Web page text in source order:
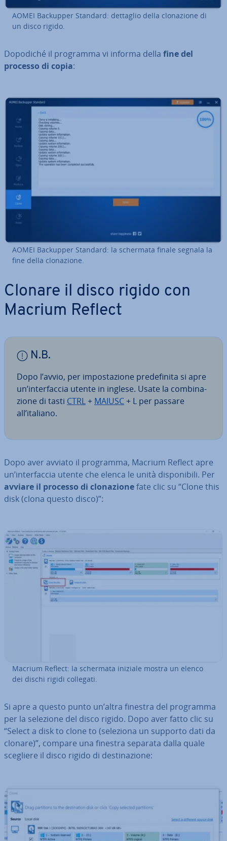
AOMEI Backupper Standard: dettaglio della clo­na­zio­ne di
un disco rigido.
Dopodiché il programma vi informa della fine del
processo di copia:
AOMEI Backupper Standard: la schermata finale segnala la
fine della clo­na­zio­ne.
Clonare il disco rigido con
Macrium Reflect
N.B.
Dopo l’avvio, per im­po­sta­zio­ne pre­de­fi­ni­ta si apre
un’in­ter­fac­cia utente in inglese. Usate la com­bi­na­
zio­ne di tasti CTRL+ MAIUSC+ L per passare
all’italiano.
Dopo aver avviato il programma, Macrium Reflect apre
un’in­ter­fac­cia utente che elenca le unità di­spo­ni­bi­li. Per
avviare il processo di clo­na­zio­nefate clic su “Clone this
disk (clona questo disco)”:
Macrium Reflect: la schermata iniziale mostra un elenco
dei dischi rigidi collegati.
Si apre a questo punto un’altra finestra del programma
per la selezione del disco rigido. Dopo aver fatto clic su
“Select a disk to clone to (seleziona un supporto dati da
clonare)”, compare una finestra separata dalla quale
scegliere il disco rigido di de­sti­na­zio­ne: